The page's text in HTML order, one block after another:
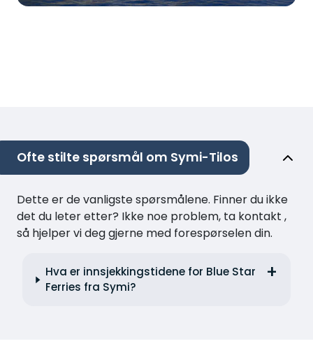
Ofte stilte spørsmål om Symi-Tilos
Dette er de vanligste spørsmålene. Finner du ikke
det du leter etter? Ikke noe problem, ta kontakt ,
så hjelper vi deg gjerne med forespørselen din.
Hva er innsjekkingstidene for Blue Star
Ferries fra Symi?